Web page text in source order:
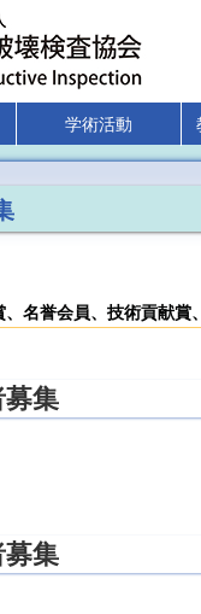
学術活動
名誉会員、技術貢献賞
集
集